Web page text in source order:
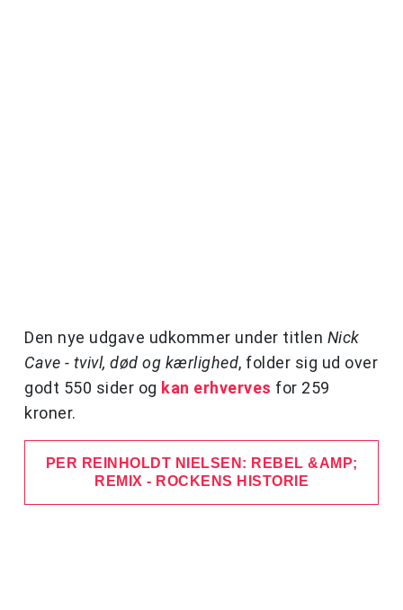
Den nye udgave udkommer under titlen Nick
Cave - tvivl, død og kærlighed, folder sig ud over
godt 550 sider og kan erhverves for 259
kroner.
PER REINHOLDT NIELSEN: REBEL &AMP;
REMIX - ROCKENS HISTORIE